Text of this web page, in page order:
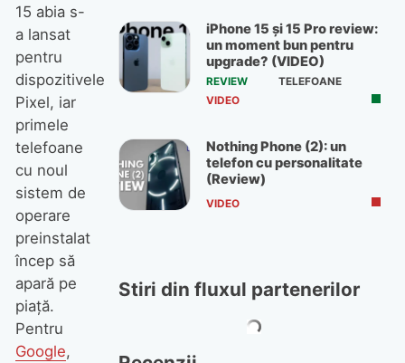
15 abia s-
a lansat
pentru
dispozitivele
Pixel, iar
primele
telefoane
cu noul
sistem de
operare
preinstalat
încep să
apară pe
piață.
Pentru
Google,
iPhone 15 și 15 Pro review:
un moment bun pentru
upgrade? (VIDEO)
REVIEW
TELEFOANE
VIDEO
Nothing Phone (2): un
telefon cu personalitate
(Review)
VIDEO
Stiri din fluxul partenerilor